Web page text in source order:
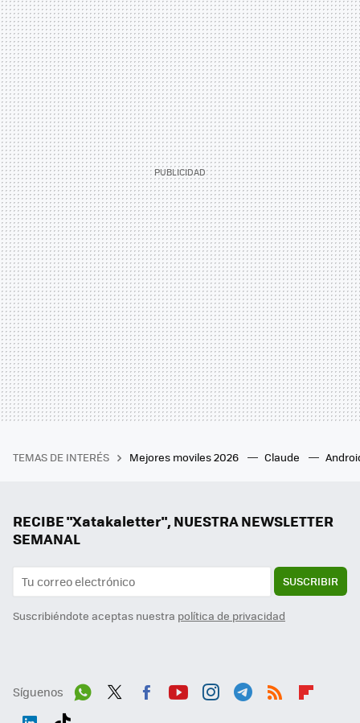
TEMAS DE INTERÉS Mejores moviles 2026 Claude
RECIBE "Xatakaletter", NUESTRA NEWSLETTER
SEMANAL
SUSCRIBIR
Suscribiéndote aceptas nuestra política de privacidad
Síguenos